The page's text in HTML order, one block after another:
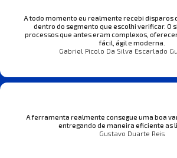
A todo momento eu realmente recebi disparos
dentro do segmento que escolhi verificar. O
processos que antes eram complexos,
fácil, ágil e moderna.
Gabriel Picolo Da Silva Escarlado
A ferramenta realmente consegue uma boa
entregando de maneira eficiente as
Gustavo Duarte Reis